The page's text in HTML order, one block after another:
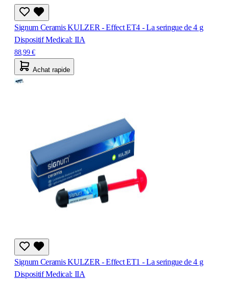
Signum Ceramis KULZER - Effect ET4 - La seringue de 4 g
Dispositif Medical: IIA
88,99 €
Achat rapide
Signum Ceramis KULZER - Effect ET1 - La seringue de 4 g
Dispositif Medical: IIA